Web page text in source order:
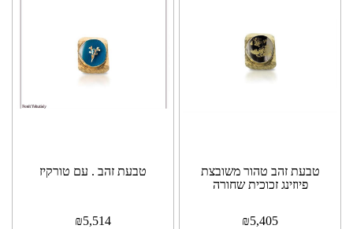
טבעת זהב טהור משובצת
פיוזינג זכוכית שחורה
₪5,405
טבעת זהב . עם טורקיז
₪5,514